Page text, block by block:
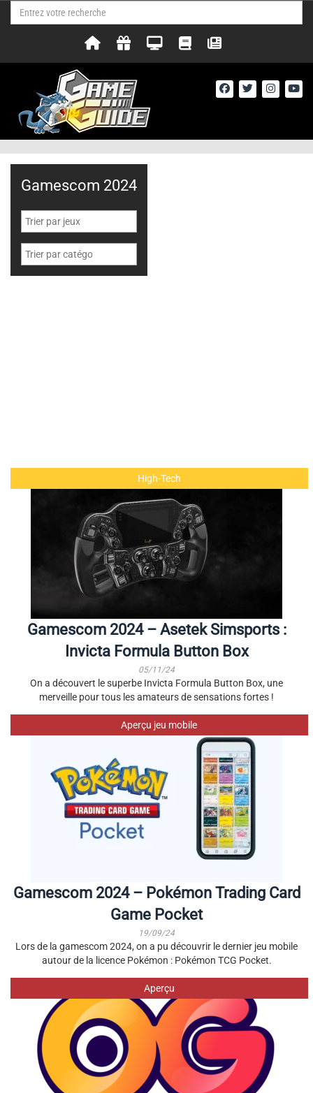
High-Tech
Gamescom 2024 – Asetek Simsports :
Invicta Formula Button Box
05/11/24
On a découvert le superbe Invicta Formula Button Box, une
merveille pour tous les amateurs de sensations fortes !
Aperçu jeu mobile
Gamescom 2024 – Pokémon Trading Card
Game Pocket
19/09/24
Lors de la gamescom 2024, on a pu découvrir le dernier jeu mobile
autour de la licence Pokémon : Pokémon TCG Pocket.
Aperçu
Gamescom 2024